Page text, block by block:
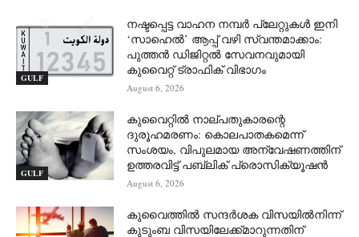
GULF
നഷ്ടപ്പെട്ട വാഹന നമ്പർ പ്ലേറ്റുകൾ ഇനി
‘സാഹെൽ’ ആപ്പ് വഴി സ്വന്തമാക്കാം:
പുത്തൻ ഡിജിറ്റൽ സേവനവുമായി
കുവൈറ്റ് ട്രാഫിക് വിഭാഗം
August 6, 2026
GULF
കുവൈറ്റിൽ നാല്പതുകാരന്റെ
ദുരൂഹമരണം: കൊലപാതകമെന്ന്
സംശയം, വിപുലമായ അന്വേഷണത്തിന്
ഉത്തരവിട്ട് പബ്ലിക് പ്രൊസിക്യൂഷൻ
August 6, 2026
കുവൈത്തിൽ സന്ദർശക വിസയിൽനിന്ന്
കുടുംബ വിസയിലേക്ക്മാറുന്നതിന്